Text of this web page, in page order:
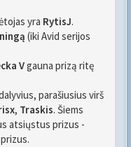
yra RytisJ.
(iki Avid serijos
Vgauna prizą ritę
parašiusius virš
, Traskis. Šiems
atsiųstus prizus -